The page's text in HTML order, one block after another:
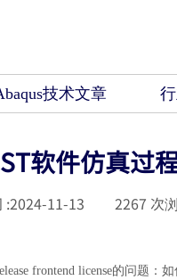
技术文章
软件仿真过
:2024-11-13 2267 次
frontend license的问题：